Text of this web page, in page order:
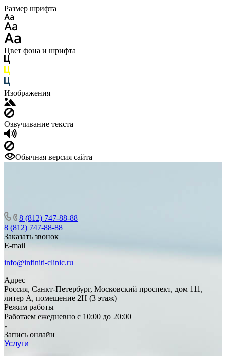
Размер шрифта
Цвет фона и шрифта
Изображения
Озвучивание текста
Обычная версия сайта
8 (812) 747-88-88
8 (812) 747-88-88
Заказать звонок
E-mail
info@infiniti-clinic.ru
Адрес
Россия, Санкт-Петербург, Московский проспект, дом 111,
литер А, помещение 2Н (3 этаж)
Режим работы
Работаем ежедневно с 10:00 до 20:00
Запись онлайн
Услуги